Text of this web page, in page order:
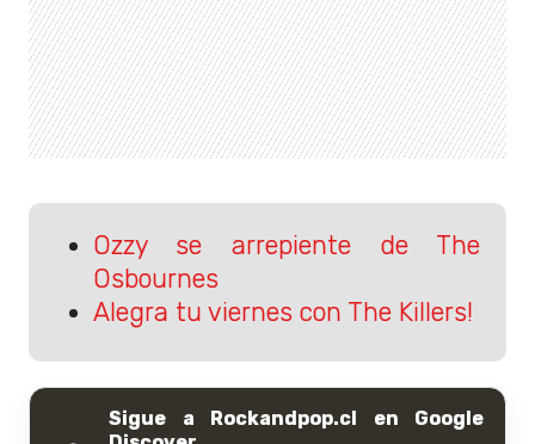
Ozzy se arrepiente de The
Osbournes
Alegra tu viernes con The Killers!
Sigue a Rockandpop.cl en Google